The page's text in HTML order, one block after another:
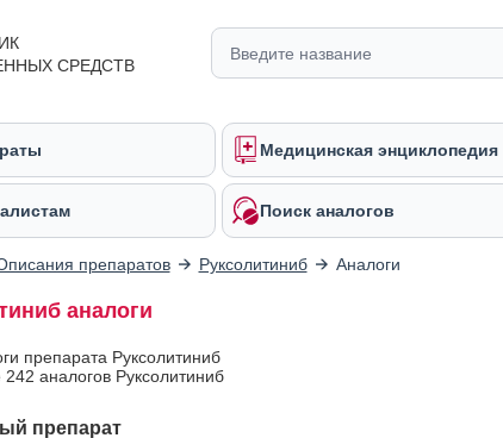
СРЕДСТВ
Медицинская энциклопедия
Поиск аналогов
препаратов Руксолитиниб Аналоги
аналоги
препарата Руксолитиниб
242 аналогов Руксолитиниб
препарат